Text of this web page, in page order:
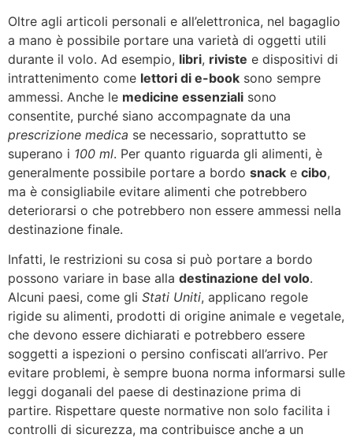
Oltre agli articoli personali e all’elettronica, nel bagaglio
a mano è possibile portare una varietà di oggetti utili
durante il volo. Ad esempio, libri, riviste e dispositivi di
intrattenimento come lettori di e-book sono sempre
ammessi. Anche le medicine essenziali sono
consentite, purché siano accompagnate da una
prescrizione medica se necessario, soprattutto se
superano i 100 ml. Per quanto riguarda gli alimenti, è
generalmente possibile portare a bordo snack e cibo,
ma è consigliabile evitare alimenti che potrebbero
deteriorarsi o che potrebbero non essere ammessi nella
destinazione finale.
Infatti, le restrizioni su cosa si può portare a bordo
possono variare in base alla destinazione del volo.
Alcuni paesi, come gli Stati Uniti, applicano regole
rigide su alimenti, prodotti di origine animale e vegetale,
che devono essere dichiarati e potrebbero essere
soggetti a ispezioni o persino confiscati all’arrivo. Per
evitare problemi, è sempre buona norma informarsi sulle
leggi doganali del paese di destinazione prima di
partire. Rispettare queste normative non solo facilita i
controlli di sicurezza, ma contribuisce anche a un